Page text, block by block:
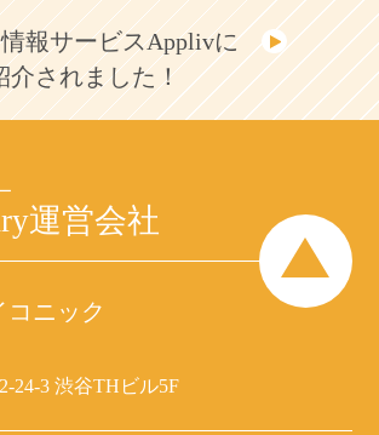
報サービスApplivに
介されました！
運営会社
ニック
24-3 渋谷THビル5F